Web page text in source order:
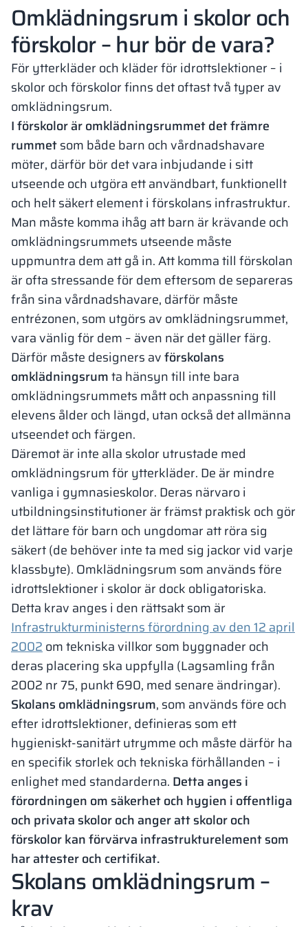
Omklädningsrum i skolor och
förskolor – hur bör de vara?
För ytterkläder och kläder för idrottslektioner – i
skolor och förskolor finns det oftast två typer av
omklädningsrum.
I förskolor är omklädningsrummet det främre
rummetsom både barn och vårdnadshavare
möter, därför bör det vara inbjudande i sitt
utseende och utgöra ett användbart, funktionellt
och helt säkert element i förskolans infrastruktur.
Man måste komma ihåg att barn är krävande och
omklädningsrummets utseende måste
uppmuntra dem att gå in. Att komma till förskolan
är ofta stressande för dem eftersom de separeras
från sina vårdnadshavare, därför måste
entrézonen, som utgörs av omklädningsrummet,
vara vänlig för dem – även när det gäller färg.
Därför måste designers avförskolans
omklädningsrumta hänsyn till inte bara
omklädningsrummets mått och anpassning till
elevens ålder och längd, utan också det allmänna
utseendet och färgen.
Däremot är inte alla skolor utrustade med
omklädningsrum för ytterkläder. De är mindre
vanliga i gymnasieskolor. Deras närvaro i
utbildningsinstitutioner är främst praktisk och gör
det lättare för barn och ungdomar att röra sig
säkert (de behöver inte ta med sig jackor vid varje
klassbyte). Omklädningsrum som används före
idrottslektioner i skolor är dock obligatoriska.
Detta krav anges i den rättsakt som är
Infrastrukturministerns förordning av den 12 april
2002om tekniska villkor som byggnader och
deras placering ska uppfylla (Lagsamling från
2002 nr 75, punkt 690, med senare ändringar).
Skolans omklädningsrum, som används före och
efter idrottslektioner, definieras som ett
hygieniskt-sanitärt utrymme och måste därför ha
en specifik storlek och tekniska förhållanden – i
enlighet med standarderna. Detta anges i
förordningen om säkerhet och hygien i offentliga
och privata skolor och anger att skolor och
förskolor kan förvärva infrastrukturelement som
har attester och certifikat.
Skolans omklädningsrum –
krav